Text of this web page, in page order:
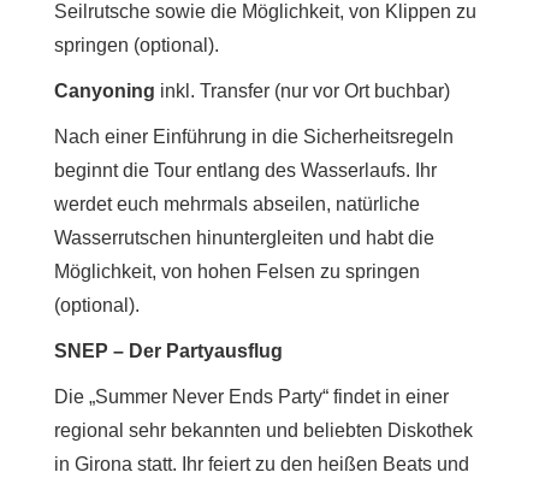
Seilrutsche sowie die Möglichkeit, von Klippen zu
springen (optional).
Canyoning inkl. Transfer (nur vor Ort buchbar)
Nach einer Einführung in die Sicherheitsregeln
beginnt die Tour entlang des Wasserlaufs. Ihr
werdet euch mehrmals abseilen, natürliche
Wasserrutschen hinuntergleiten und habt die
Möglichkeit, von hohen Felsen zu springen
(optional).
SNEP – Der Partyausflug
Die „Summer Never Ends Party“ findet in einer
regional sehr bekannten und beliebten Diskothek
in Girona statt. Ihr feiert zu den heißen Beats und